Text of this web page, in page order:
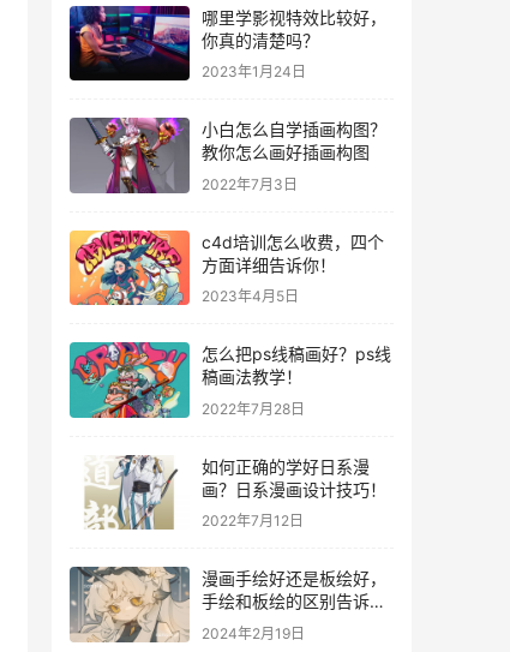
哪里学影视特效比较好，
你真的清楚吗？
2023年1月24日
小白怎么自学插画构图？
教你怎么画好插画构图
2022年7月3日
c4d培训怎么收费，四个
方面详细告诉你！
2023年4月5日
怎么把ps线稿画好？ps线
稿画法教学！
2022年7月28日
如何正确的学好日系漫
画？日系漫画设计技巧！
2022年7月12日
漫画手绘好还是板绘好，
手绘和板绘的区别告诉
你！
2024年2月19日